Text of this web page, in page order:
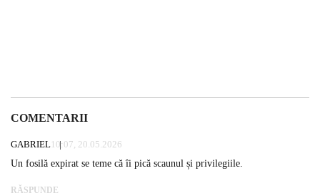
COMENTARII
GABRIEL10:07, 20.05.2026
Un fosilă expirat se teme că îi pică scaunul și privilegiile.
RĂSPUNDE